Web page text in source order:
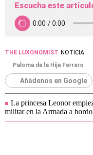
Escucha este
THE LUXONOMIST NOTICIA
Paloma de la Hija Ferrero
Añádenos en Google
La princesa Leonor
militar en la Armada a